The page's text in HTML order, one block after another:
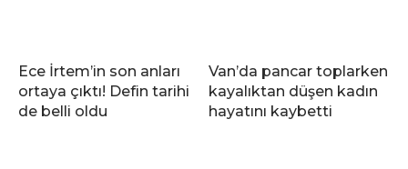
Ece İrtem’in son anları
ortaya çıktı! Defin tarihi
de belli oldu
Van’da pancar toplarken
kayalıktan düşen kadın
hayatını kaybetti